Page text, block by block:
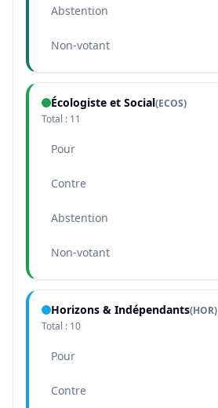
Abstention
Non-votant
Écologiste et Social(ECOS)
Total : 11
Pour
Contre
Abstention
Non-votant
Horizons & Indépendants(HOR)
Total : 10
Pour
Contre